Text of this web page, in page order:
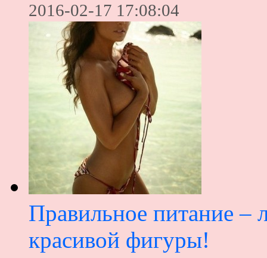
2016-02-17 17:08:04
Правильное питание –
красивой фигуры!